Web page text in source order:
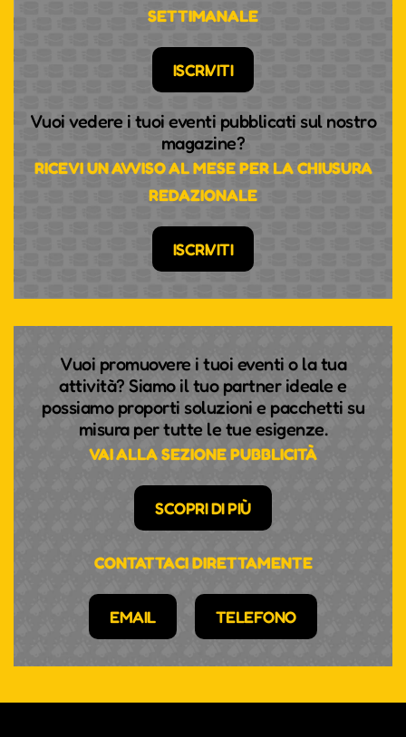
SETTIMANALE
ISCRIVITI
Vuoi vedere i tuoi eventi pubblicati sul nostro
magazine?
RICEVI UN AVVISO AL MESE PER LA CHIUSURA
REDAZIONALE
ISCRIVITI
Vuoi promuovere i tuoi eventi o la tua
attività? Siamo il tuo partner ideale e
possiamo proporti soluzioni e pacchetti su
misura per tutte le tue esigenze.
VAI ALLA SEZIONE PUBBLICITÀ
SCOPRI DI PIÙ
CONTATTACI DIRETTAMENTE
EMAIL TELEFONO